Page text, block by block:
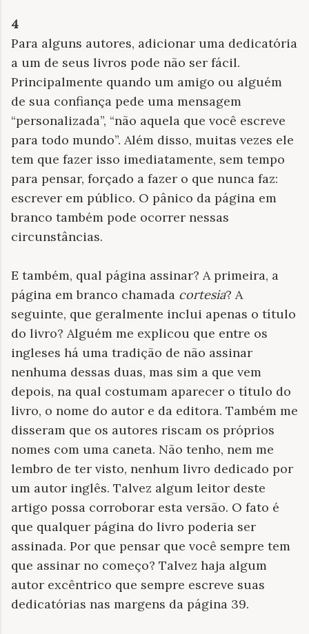
4
Para alguns autores, adicionar uma dedicatória
a um de seus livros pode não ser fácil.
Principalmente quando um amigo ou alguém
de sua confiança pede uma mensagem
“personalizada”, “não aquela que você escreve
para todo mundo”. Além disso, muitas vezes ele
tem que fazer isso imediatamente, sem tempo
para pensar, forçado a fazer o que nunca faz:
escrever em público. O pânico da página em
branco também pode ocorrer nessas
circunstâncias.
E também, qual página assinar? A primeira, a
página em branco chamada cortesia? A
seguinte, que geralmente inclui apenas o título
do livro? Alguém me explicou que entre os
ingleses há uma tradição de não assinar
nenhuma dessas duas, mas sim a que vem
depois, na qual costumam aparecer o título do
livro, o nome do autor e da editora. Também me
disseram que os autores riscam os próprios
nomes com uma caneta. Não tenho, nem me
lembro de ter visto, nenhum livro dedicado por
um autor inglês. Talvez algum leitor deste
artigo possa corroborar esta versão. O fato é
que qualquer página do livro poderia ser
assinada. Por que pensar que você sempre tem
que assinar no começo? Talvez haja algum
autor excêntrico que sempre escreve suas
dedicatórias nas margens da página 39.